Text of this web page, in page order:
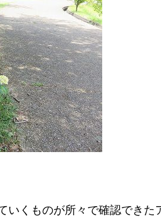
くものが所々で確認できた